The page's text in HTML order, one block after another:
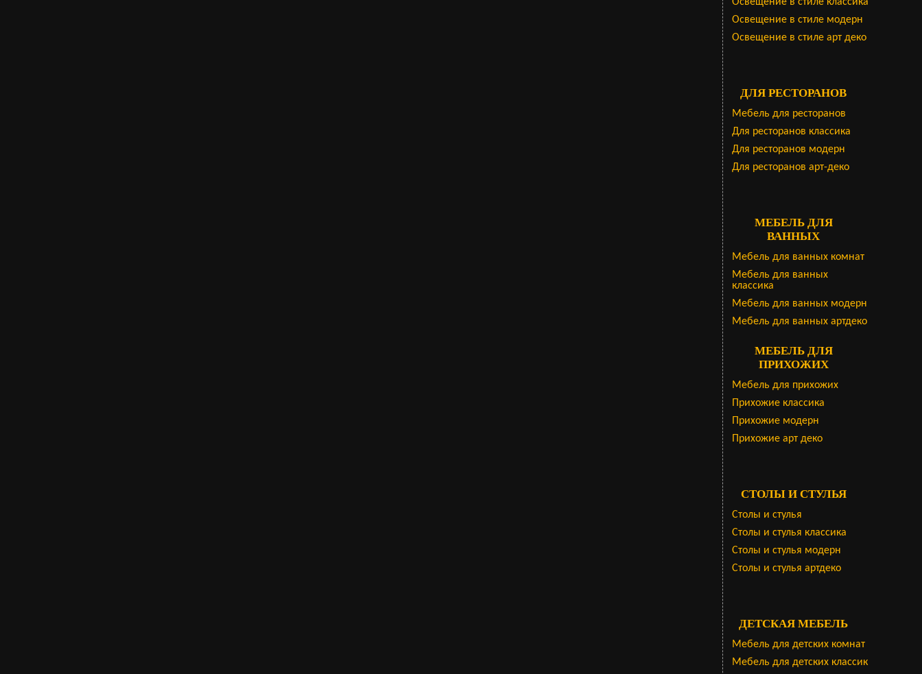
Освещение в стиле модерн
Освещение в стиле арт деко
ДЛЯ РЕСТОРАНОВ
Мебель для ресторанов
Для ресторанов классика
Для ресторанов модерн
Для ресторанов арт-деко
МЕБЕЛЬ ДЛЯ
ВАННЫХ
Мебель для ванных комнат
Мебель для ванных
классика
Мебель для ванных модерн
Мебель для ванных артдеко
МЕБЕЛЬ ДЛЯ
ПРИХОЖИХ
Мебель для прихожих
Прихожие классика
Прихожие модерн
Прихожие арт деко
СТОЛЫ И СТУЛЬЯ
Столы и стулья
Столы и стулья классика
Столы и стулья модерн
Столы и стулья артдеко
ДЕТСКАЯ МЕБЕЛЬ
Мебель для детских комнат
Мебель для детских классик